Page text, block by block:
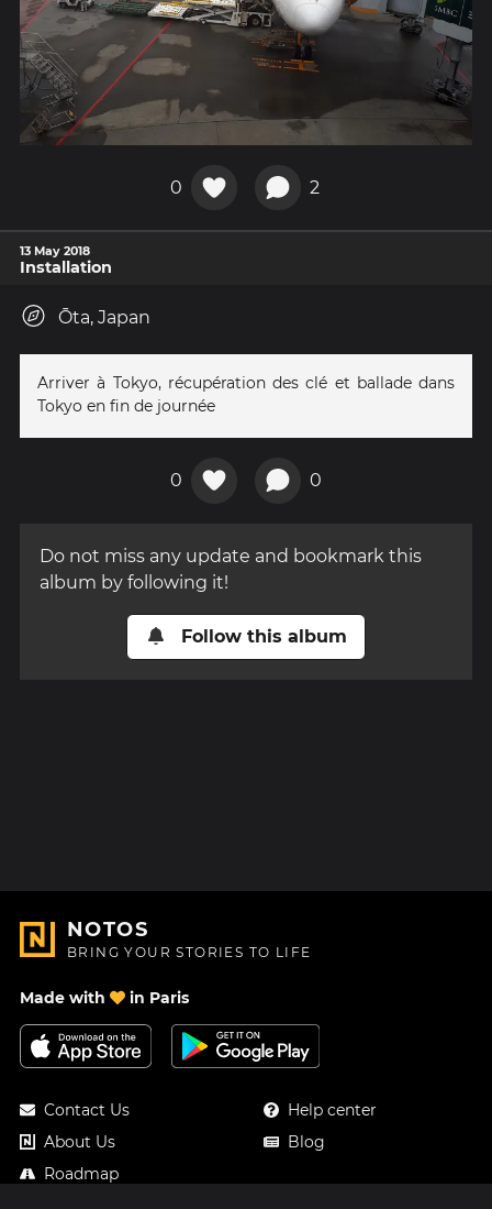
0 2
13 May 2018
Installation
Ōta, Japan
Arriver à Tokyo, récupération des clé et ballade dans
Tokyo en fin de journée
0 0
Do not miss any update and bookmark this
album by following it!
Follow this album
NOTOS
BRING YOUR STORIES TO LIFE
Made with in Paris
Contact Us
About Us
Roadmap
Help center
Blog